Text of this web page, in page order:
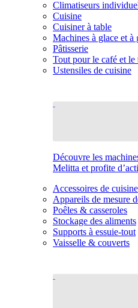
Climatiseurs
Cuisine
Cuisiner à table
Machines à glace et à
Pâtisserie
Tout pour le café et le
Ustensiles de cuisine
Découvre les
Melitta et profite
Accessoires de cuisine
Appareils de mesure
Poêles & casseroles
Stockage des aliments
Supports à essuie-tout
Vaisselle & couverts